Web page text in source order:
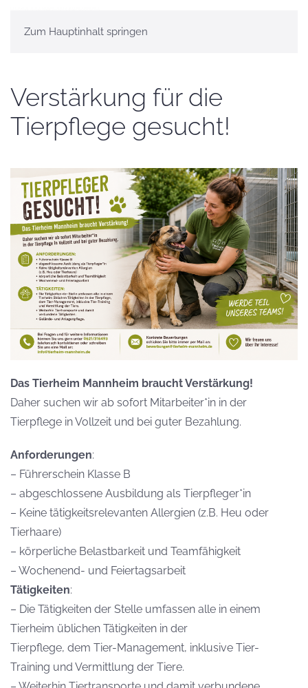
Zum Hauptinhalt springen
Verstärkung für die
Tierpflege gesucht!
Das Tierheim Mannheim braucht Verstärkung!
Daher suchen wir ab sofort Mitarbeiter*in in der
Tierpflege in Vollzeit und bei guter Bezahlung.
Anforderungen:
– Führerschein Klasse B
– abgeschlossene Ausbildung als Tierpfleger*in
– Keine tätigkeitsrelevanten Allergien (z.B. Heu oder
Tierhaare)
– körperliche Belastbarkeit und Teamfähigkeit
– Wochenend- und Feiertagsarbeit
Tätigkeiten:
– Die Tätigkeiten der Stelle umfassen alle in einem
Tierheim üblichen Tätigkeiten in der
Tierpflege, dem Tier-Management, inklusive Tier-
Training und Vermittlung der Tiere.